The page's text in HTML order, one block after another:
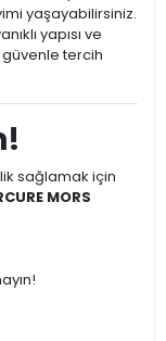
yaşayabilirsiniz.
yapısı ve
tercih
sağlamak için
MORS